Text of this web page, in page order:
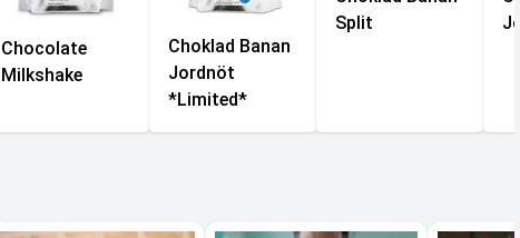
Chocolate
Milkshake
Choklad Banan
Jordnöt
*Limited*
Split